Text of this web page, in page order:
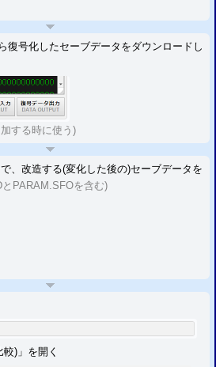
復号化したセーブデータをダウンロードし
する時に使う)
で、改造する(変化した後の)セーブデータを
PARAM.SFOを含む)
較)」を開く